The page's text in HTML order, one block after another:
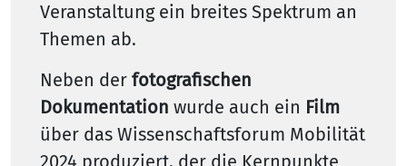
Veranstaltung ein breites Spektrum an
Themen ab.
Neben der fotografischen
Dokumentation wurde auch ein Film
über das Wissenschaftsforum Mobilität